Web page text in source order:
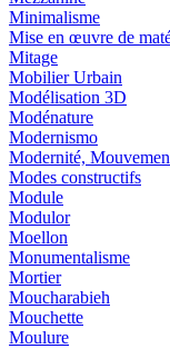
Minimalisme
Mise en œuvre de
Mitage
Mobilier Urbain
Modélisation 3D
Modénature
Modernismo
Modernité,
Modes constructifs
Module
Modulor
Moellon
Monumentalisme
Mortier
Moucharabieh
Mouchette
Moulure